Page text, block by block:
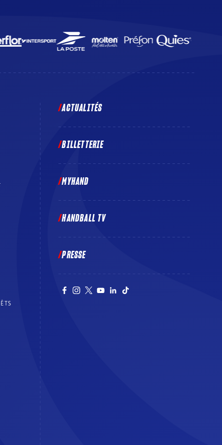
ACTUALITÉS
BILLETTERIE
MYHAND
HANDBALL TV
PRESSE